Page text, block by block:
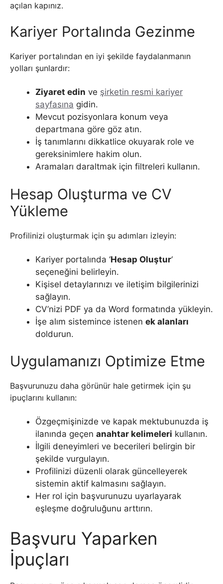
açılan kapınız.
Kariyer Portalında Gezinme
Kariyer portalından en iyi şekilde faydalanmanın
yolları şunlardır:
Ziyaret edin ve şirketin resmi kariyer
sayfasına gidin.
Mevcut pozisyonlara konum veya
departmana göre göz atın.
İş tanımlarını dikkatlice okuyarak role ve
gereksinimlere hakim olun.
Aramaları daraltmak için filtreleri kullanın.
Hesap Oluşturma ve CV
Yükleme
Profilinizi oluşturmak için şu adımları izleyin:
Kariyer portalında ‘Hesap Oluştur‘
seçeneğini belirleyin.
Kişisel detaylarınızı ve iletişim bilgilerinizi
sağlayın.
CV’nizi PDF ya da Word formatında yükleyin.
İşe alım sistemince istenen ek alanları
doldurun.
Uygulamanızı Optimize Etme
Başvurunuzu daha görünür hale getirmek için şu
ipuçlarını kullanın:
Özgeçmişinizde ve kapak mektubunuzda iş
ilanında geçen anahtar kelimeleri kullanın.
İlgili deneyimleri ve becerileri belirgin bir
şekilde vurgulayın.
Profilinizi düzenli olarak güncelleyerek
sistemin aktif kalmasını sağlayın.
Her rol için başvurunuzu uyarlayarak
eşleşme doğruluğunu arttırın.
Başvuru Yaparken
İpuçları